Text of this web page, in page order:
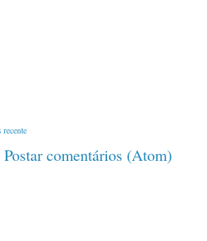
recente
Postar comentários (Atom)